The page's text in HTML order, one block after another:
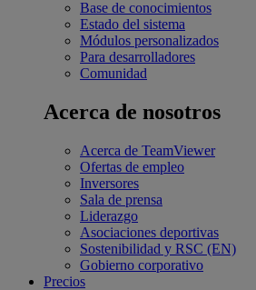
Base de conocimientos
Estado del sistema
Módulos personalizados
Para desarrolladores
Comunidad
Acerca de nosotros
Acerca de TeamViewer
Ofertas de empleo
Inversores
Sala de prensa
Liderazgo
Asociaciones deportivas
Sostenibilidad y RSC (EN)
Gobierno corporativo
Precios